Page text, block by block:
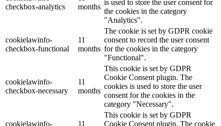
checkbox-analytics
months
is used to store the user consent for
the cookies in the category
"Analytics".
cookielawinfo-
checkbox-functional
11
months
The cookie is set by GDPR cookie
consent to record the user consent
for the cookies in the category
"Functional".
cookielawinfo-
checkbox-necessary
11
months
This cookie is set by GDPR
Cookie Consent plugin. The
cookies is used to store the user
consent for the cookies in the
category "Necessary".
cookielawinfo-
11
This cookie is set by GDPR
Cookie Consent plugin. The cookie